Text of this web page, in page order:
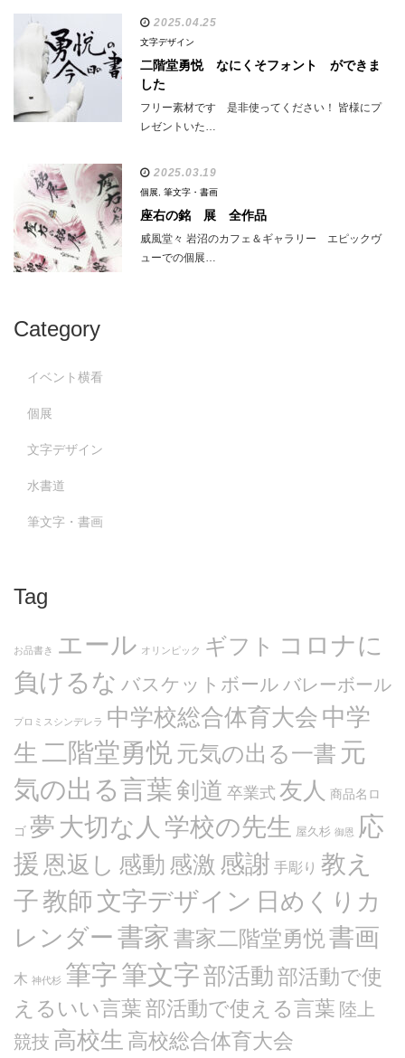
2025.04.25
文字デザイン
二階堂勇悦 なにくそフォント ができま
した
フリー素材です 是非使ってください！ 皆様にプ
レゼントいた…
2025.03.19
個展 筆文字・書画
座右の銘 展 全作品
威風堂々 岩沼のカフェ＆ギャラリー エピックヴ
ューでの個展…
Category
イベント横看
個展
文字デザイン
水書道
筆文字・書画
Tag
お品書き エール オリンピック ギフト コロナに
負けるな バスケットボール バレーボール
プロミスシンデレラ 中学校総合体育大会 中学
生 二階堂勇悦 元気の出る一書 元
気の出る言葉剣道 卒業式 友人 商品名ロ
ゴ 夢 大切な人 学校の先生 屋久杉 御恩
応
援 恩返し 感動 感激 感謝 手彫り 教え
子教師文字デザイン 日めくりカ
レンダー 書家 書家二階堂勇悦書画
木 神代杉 筆字筆文字部活動 部活動で使
えるいい言葉部活動で使える言葉 陸上
競技 高校生 高校総合体育大会